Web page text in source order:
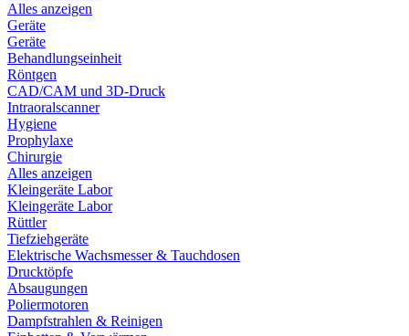
Alles anzeigen
Geräte
Geräte
Behandlungseinheit
Röntgen
CAD/CAM und 3D-Druck
Intraoralscanner
Hygiene
Prophylaxe
Chirurgie
Alles anzeigen
Kleingeräte Labor
Kleingeräte Labor
Rüttler
Tiefziehgeräte
Elektrische Wachsmesser & Tauchdosen
Drucktöpfe
Absaugungen
Poliermotoren
Dampfstrahlen & Reinigen